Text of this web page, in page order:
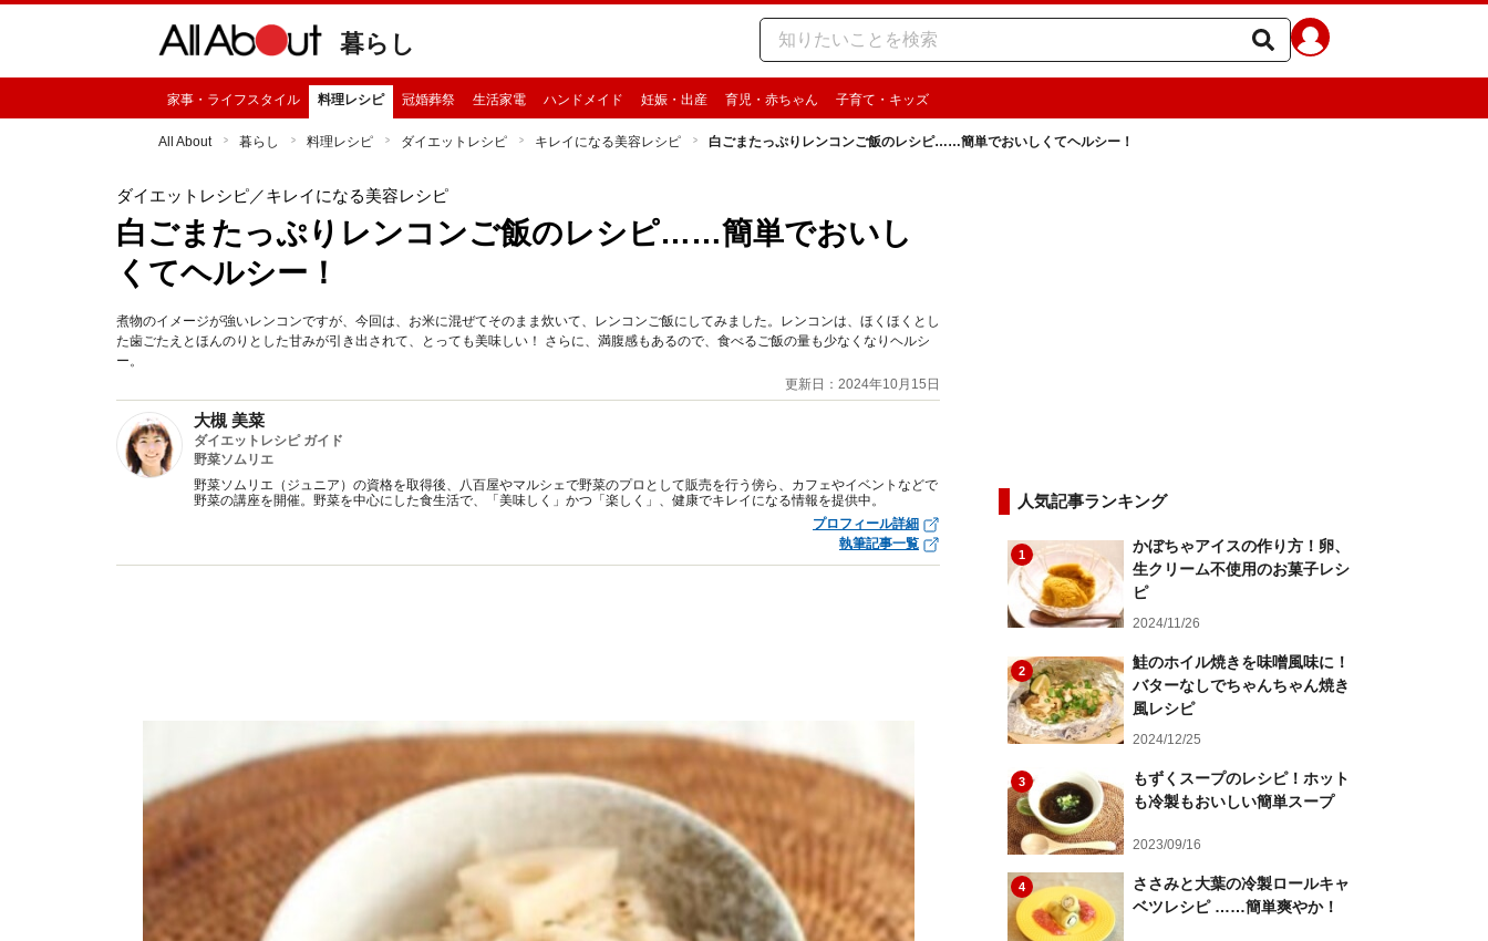
暮らし
家事・ライフスタイル 料理レシピ 冠婚葬祭 生活家電 ハンドメイド 妊娠・出産 育児・赤ちゃん 子育て・キッズ
All About 暮らし 料理レシピ ダイエットレシピ キレイになる美容レシピ 白ごまたっぷりレンコンご飯のレシピ……簡単でおいしくてヘルシー！
ダイエットレシピ／キレイになる美容レシピ
白ごまたっぷりレンコンご飯のレシピ……簡単でおいし
くてヘルシー！
煮物のイメージが強いレンコンですが、今回は、お米に混ぜてそのまま炊いて、レンコンご飯にしてみました。レンコンは、ほくほくとし
た歯ごたえとほんのりとした甘みが引き出されて、とっても美味しい！ さらに、満腹感もあるので、食べるご飯の量も少なくなりヘルシ
ー。
更新日：2024年10月15日
大槻 美菜
ダイエットレシピ ガイド
野菜ソムリエ
野菜ソムリエ（ジュニア）の資格を取得後、八百屋やマルシェで野菜のプロとして販売を行う傍ら、カフェやイベントなどで
野菜の講座を開催。野菜を中心にした食生活で、「美味しく」かつ「楽しく」、健康でキレイになる情報を提供中。
プロフィール詳細
執筆記事一覧
人気記事ランキング
1
かぼちゃアイスの作り方！卵、
生クリーム不使用のお菓子レシ
ピ
2024/11/26
2
鮭のホイル焼きを味噌風味に！
バターなしでちゃんちゃん焼き
風レシピ
2024/12/25
3
もずくスープのレシピ！ホット
も冷製もおいしい簡単スープ
2023/09/16
4
ささみと大葉の冷製ロールキャ
ベツレシピ ……簡単爽やか！